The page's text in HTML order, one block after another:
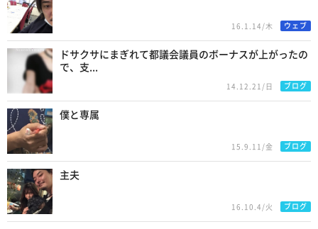
16.1.14/木 ウェブ
ドサクサにまぎれて都議会議員のボーナスが上がったの
で、支...
14.12.21/日 ブログ
僕と専属
15.9.11/金 ブログ
主夫
16.10.4/火 ブログ